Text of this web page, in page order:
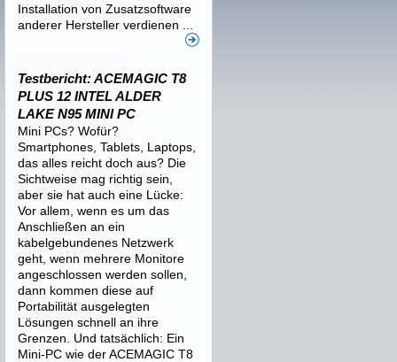
Installation von Zusatzsoftware
anderer Hersteller verdienen ...
Testbericht: ACEMAGIC T8
PLUS 12 INTEL ALDER
LAKE N95 MINI PC
Mini PCs? Wofür?
Smartphones, Tablets, Laptops,
das alles reicht doch aus? Die
Sichtweise mag richtig sein,
aber sie hat auch eine Lücke:
Vor allem, wenn es um das
Anschließen an ein
kabelgebundenes Netzwerk
geht, wenn mehrere Monitore
angeschlossen werden sollen,
dann kommen diese auf
Portabilität ausgelegten
Lösungen schnell an ihre
Grenzen. Und tatsächlich: Ein
Mini-PC wie der ACEMAGIC T8